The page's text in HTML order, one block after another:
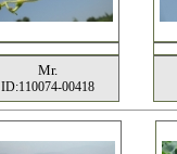
Mr.
ID:110074-00418